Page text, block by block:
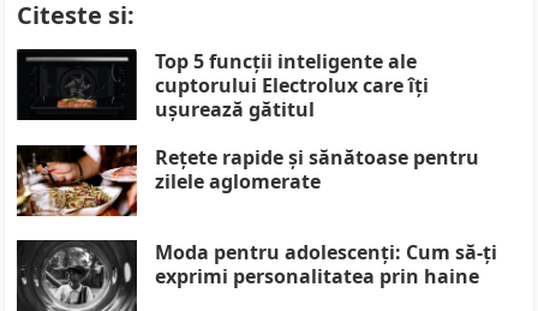
Citeste si:
Top 5 funcții inteligente ale
cuptorului Electrolux care îți
ușurează gătitul
Rețete rapide și sănătoase pentru
zilele aglomerate
Moda pentru adolescenți: Cum să-ți
exprimi personalitatea prin haine